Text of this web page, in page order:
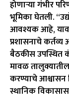
होणाऱ्या गंभीर
भूमिका घेतली.
आवश्यक आहे,
प्रशासनाचे
बैठकीस उपस्थित
मावळ
करण्याचे
स्थानिक